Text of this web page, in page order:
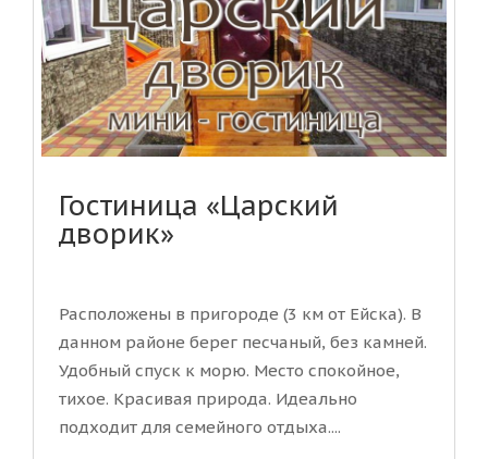
Гостиница «Царский
дворик»
Расположены в пригороде (3 км от Ейска). В
данном районе берег песчаный, без камней.
Удобный спуск к морю. Место спокойное,
тихое. Красивая природа. Идеально
подходит для семейного отдыха....